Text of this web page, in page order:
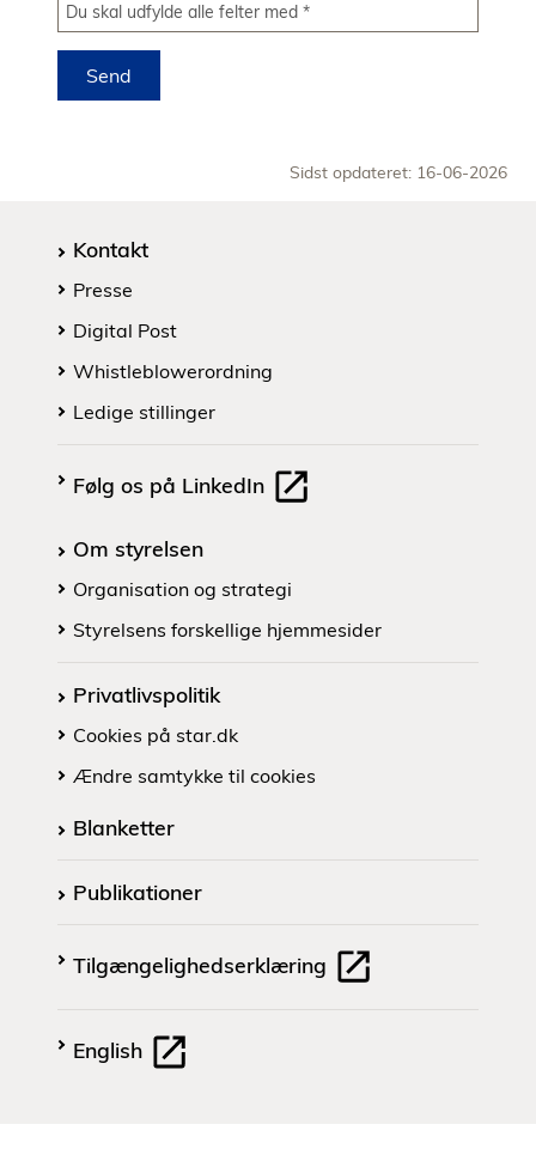
Du skal udfylde alle felter med *
Sidst opdateret: 16-06-2026
Kontakt
Presse
Digital Post
Whistleblowerordning
Ledige stillinger
Følg os på LinkedIn
Om styrelsen
Organisation og strategi
Styrelsens forskellige hjemmesider
Privatlivspolitik
Cookies på star.dk
Ændre samtykke til cookies
Blanketter
Publikationer
Tilgængelighedserklæring
English